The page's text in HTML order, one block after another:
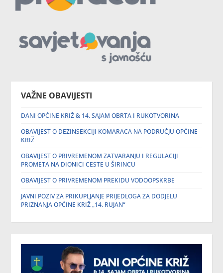
VAŽNE OBAVIJESTI
DANI OPĆINE KRIŽ & 14. SAJAM OBRTA I RUKOTVORINA
OBAVIJEST O DEZINSEKCIJI KOMARACA NA PODRUČJU OPĆINE
KRIŽ
OBAVIJEST O PRIVREMENOM ZATVARANJU I REGULACIJI
PROMETA NA DIONICI CESTE U ŠIRINCU
OBAVIJEST O PRIVREMENOM PREKIDU VODOOPSKRBE
JAVNI POZIV ZA PRIKUPLJANJE PRIJEDLOGA ZA DODJELU
PRIZNANJA OPĆINE KRIŽ „14. RUJAN“